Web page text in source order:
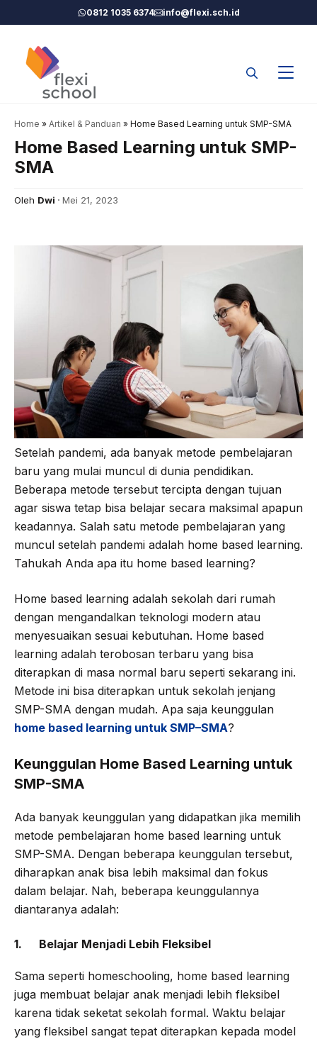
ke
0812 1035 6374 info@flexi.sch.id
Home » Artikel & Panduan » Home Based Learning untuk SMP-SMA
Home Based Learning untuk SMP-
SMA
Oleh Dwi Mei 21, 2023
Setelah pandemi, ada banyak metode pembelajaran
baru yang mulai muncul di dunia pendidikan.
Beberapa metode tersebut tercipta dengan tujuan
agar siswa tetap bisa belajar secara maksimal apapun
keadannya. Salah satu metode pembelajaran yang
muncul setelah pandemi adalah home based learning.
Tahukah Anda apa itu home based learning?
Home based learning adalah sekolah dari rumah
dengan mengandalkan teknologi modern atau
menyesuaikan sesuai kebutuhan. Home based
learning adalah terobosan terbaru yang bisa
diterapkan di masa normal baru seperti sekarang ini.
Metode ini bisa diterapkan untuk sekolah jenjang
SMP-SMA dengan mudah. Apa saja keunggulan
home based learning untuk SMP–SMA?
Keunggulan Home Based Learning untuk
SMP-SMA
Ada banyak keunggulan yang didapatkan jika memilih
metode pembelajaran home based learning untuk
SMP-SMA. Dengan beberapa keunggulan tersebut,
diharapkan anak bisa lebih maksimal dan fokus
dalam belajar. Nah, beberapa keunggulannya
diantaranya adalah:
1. Belajar Menjadi Lebih Fleksibel
Sama seperti homeschooling, home based learning
juga membuat belajar anak menjadi lebih fleksibel
karena tidak seketat sekolah formal. Waktu belajar
yang fleksibel sangat tepat diterapkan kepada model